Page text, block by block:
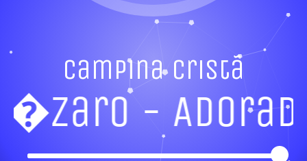
Campina Cristã
-